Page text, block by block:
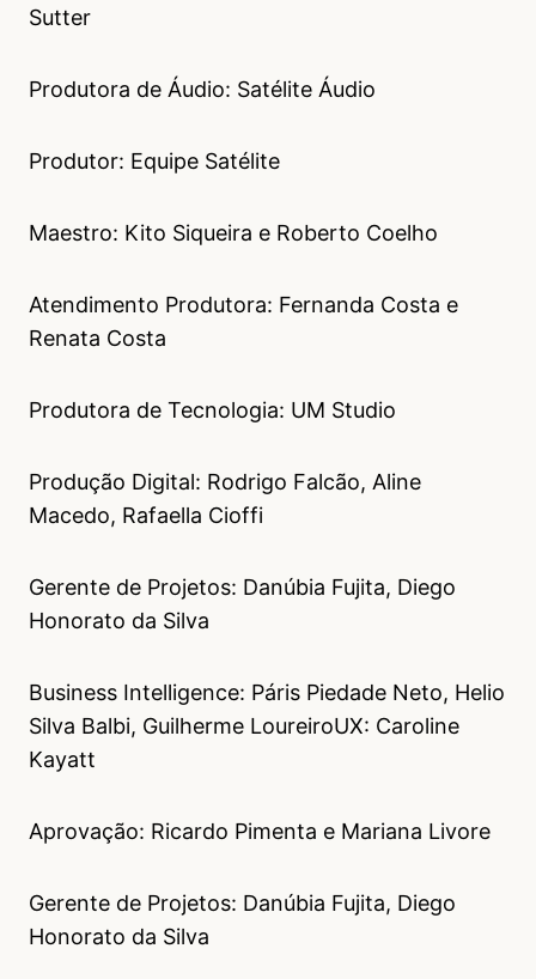
Sutter
Produtora de Áudio: Satélite Áudio
Produtor: Equipe Satélite
Maestro: Kito Siqueira e Roberto Coelho
Atendimento Produtora: Fernanda Costa e
Renata Costa
Produtora de Tecnologia: UM Studio
Produção Digital: Rodrigo Falcão, Aline
Macedo, Rafaella Cioffi
Gerente de Projetos: Danúbia Fujita, Diego
Honorato da Silva
Business Intelligence: Páris Piedade Neto, Helio
Silva Balbi, Guilherme LoureiroUX: Caroline
Kayatt
Aprovação: Ricardo Pimenta e Mariana Livore
Gerente de Projetos: Danúbia Fujita, Diego
Honorato da Silva